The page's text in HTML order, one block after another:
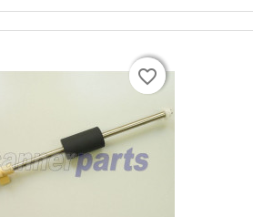
favorite_border
favorite_border